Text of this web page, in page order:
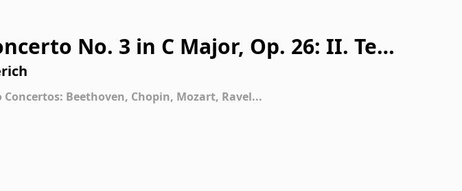
No. 3 in C Major, Op. 26: II. Tem
Concertos: Beethoven, Chopin, Mozart, Ravel...